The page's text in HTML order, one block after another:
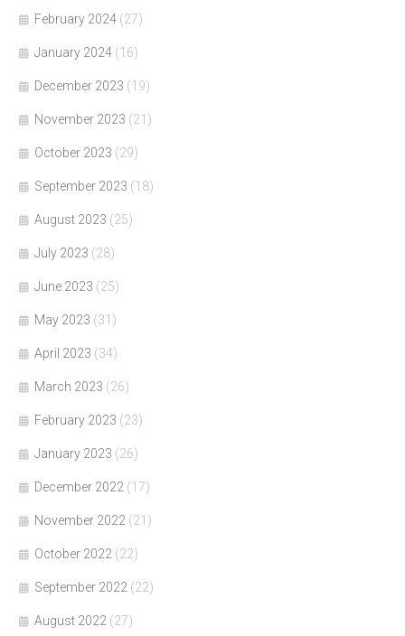
February 2024 (27)
January 2024 (16)
December 2023 (19)
November 2023 (21)
October 2023 (29)
September 2023 (18)
August 2023 (25)
July 2023 (28)
June 2023 (25)
May 2023 (31)
April 2023 (34)
March 2023 (26)
February 2023 (23)
January 2023 (26)
December 2022 (17)
November 2022 (21)
October 2022 (22)
September 2022 (22)
August 2022 (27)